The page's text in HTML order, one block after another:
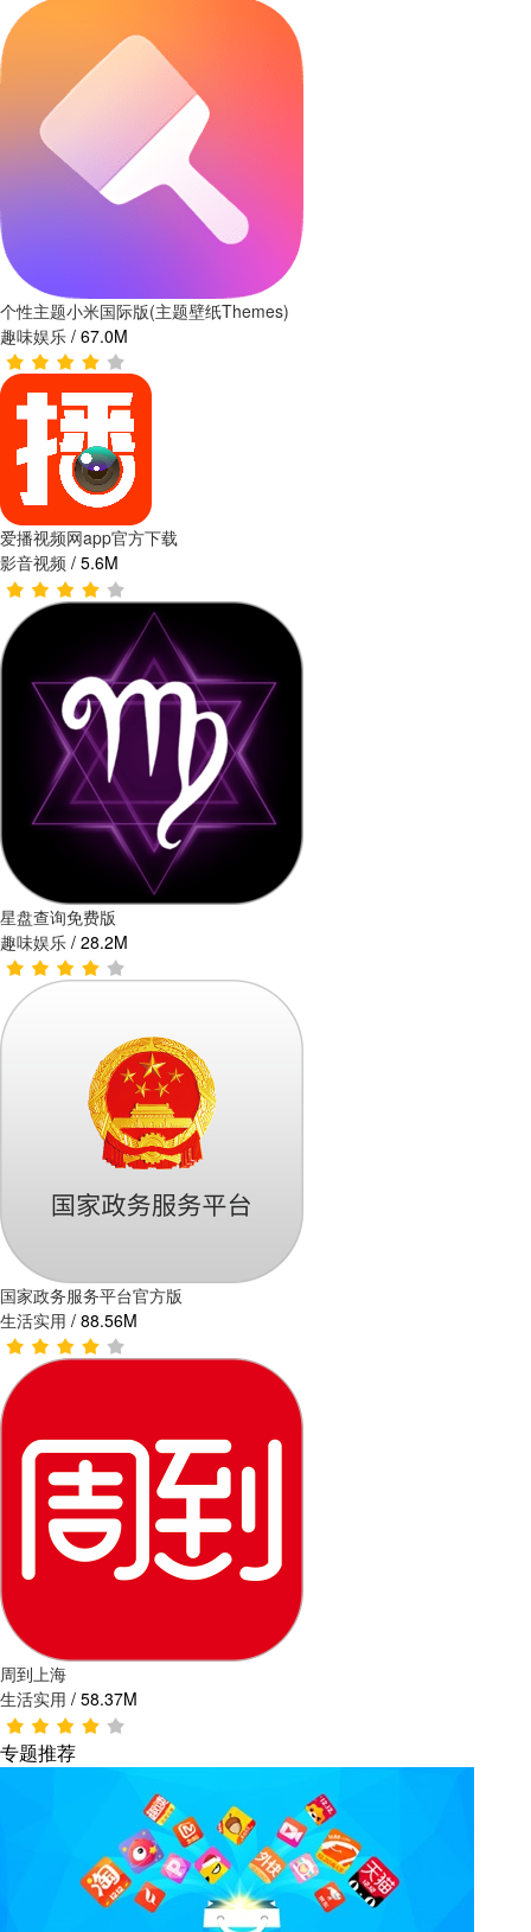
个性主题小米国际版(主题壁纸Themes)
趣味娱乐 / 67.0M
爱播视频网app官方下载
影音视频 / 5.6M
星盘查询免费版
趣味娱乐 / 28.2M
国家政务服务平台官方版
生活实用 / 88.56M
周到上海
生活实用 / 58.37M
专题推荐